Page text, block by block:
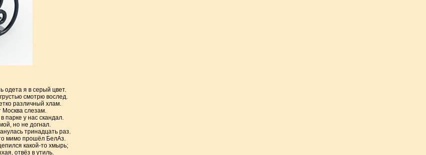
одета я в серый цвет.
смотрю вослед.
различный хлам.
Москва слезам.
парке у нас скандал.
но не догнал.
тринадцать раз.
мимо прошёл БелАз.
какой-то хмырь;
отвёз в утиль.